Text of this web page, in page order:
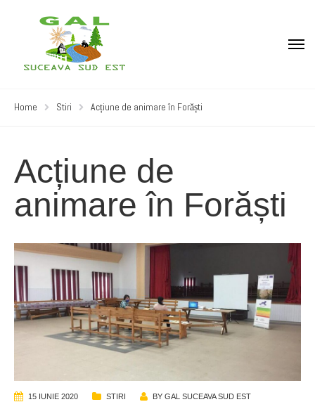
Home Stiri Acțiune de animare în Forăști
Acțiune de
animare în Forăști
15 IUNIE 2020 STIRI BY GAL SUCEAVA SUD EST